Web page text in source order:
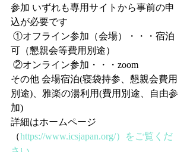
参加 いずれも専用サイトから事前の申
込が必要です
可（懇親会等費用別途）
②オンライン参加・・・zoom
その他 会場宿泊(寝袋持参、懇親会費用
別途)、雅楽の湯利用(費用別途、自由参
加)
詳細はホームページ
（https://www.icsjapan.org/）をご覧くだ